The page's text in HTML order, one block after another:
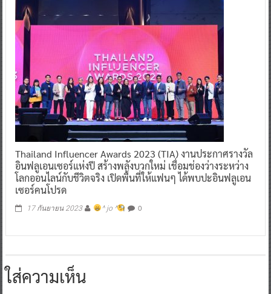
Thailand Influencer Awards 2023 (TIA) งานประกาศรางวัล
อินฟลูเอนเซอร์แห่งปี สร้างพลังบวกใหม่ เชื่อมช่องว่างระหว่าง
โลกออนไลน์กับชีวิตจริง เปิดพื้นที่ให้แฟนๆ ได้พบปะอินฟลูเอน
เซอร์คนโปรด
17 กันยายน 2023 ^ jo ^ 0
ใส่ความเห็น